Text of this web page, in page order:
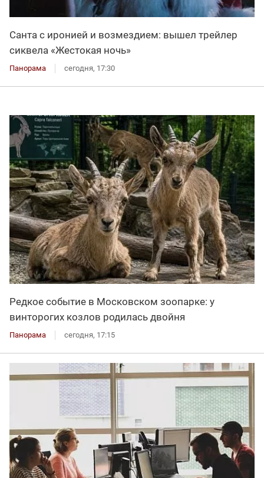
Санта с иронией и возмездием: вышел трейлер
сиквела «Жестокая ночь»
Панорама сегодня, 17:30
Редкое событие в Московском зоопарке: у
винторогих козлов родилась двойня
Панорама сегодня, 17:15